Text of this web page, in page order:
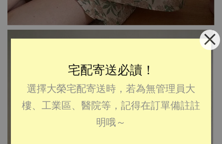
宅配寄送必讀！
選擇大榮宅配寄送時，若為無管理員大
樓、工業區、醫院等，記得在訂單備註註
明哦～